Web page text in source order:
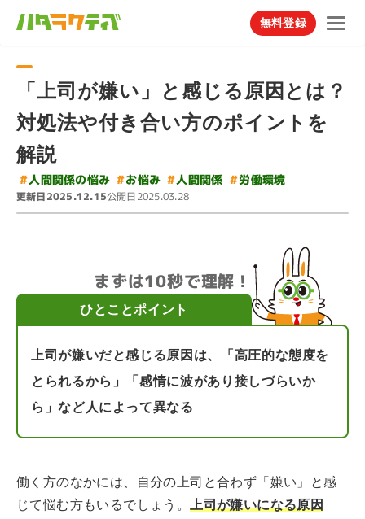
無料登録
「上司が嫌い」と感じる原因とは？
対処法や付き合い方のポイントを
解説
#人間関係の悩み #お悩み #人間関係 #労働環境
更新日2025.12.15公開日2025.03.28
まずは10秒で理解！
ひとことポイント
上司が嫌いだと感じる原因は、「高圧的な態度を
とられるから」「感情に波があり接しづらいか
ら」など人によって異なる
働く方のなかには、自分の上司と合わず「嫌い」と感
じて悩む方もいるでしょう。上司が嫌いになる原因